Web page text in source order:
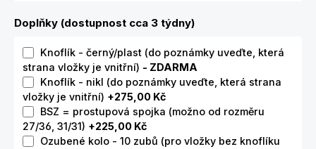
Doplňky (dostupnost cca 3 týdny)
Knoflík - černý/plast (do poznámky uveďte, která
strana vložky je vnitřní) - ZDARMA
Knoflík - nikl (do poznámky uveďte, která strana
vložky je vnitřní) +275,00 Kč
BSZ = prostupová spojka (možno od rozměru
27/36, 31/31) +225,00 Kč
Ozubené kolo - 10 zubů (pro vložky bez knoflíku